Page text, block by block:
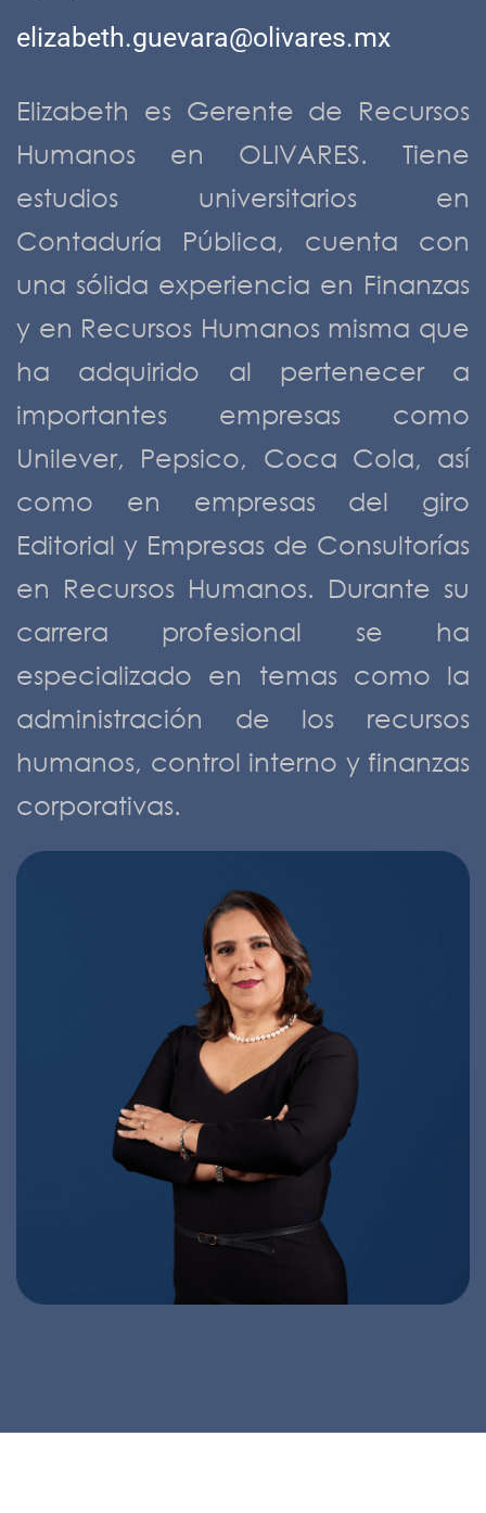
elizabeth.guevara@olivares.mx
Elizabeth es Gerente de Recursos
Humanos en OLIVARES. Tiene
estudios universitarios en
Contaduría Pública, cuenta con
una sólida experiencia en Finanzas
y en Recursos Humanos misma que
ha adquirido al pertenecer a
importantes empresas como
Unilever, Pepsico, Coca Cola, así
como en empresas del giro
Editorial y Empresas de Consultorías
en Recursos Humanos. Durante su
carrera profesional se ha
especializado en temas como la
administración de los recursos
humanos, control interno y finanzas
corporativas.